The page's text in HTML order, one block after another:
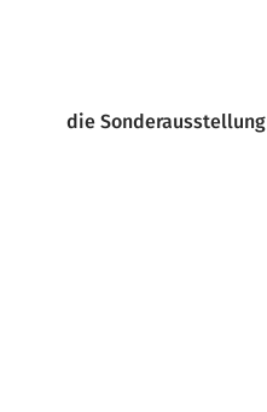
die Sonderausstellung